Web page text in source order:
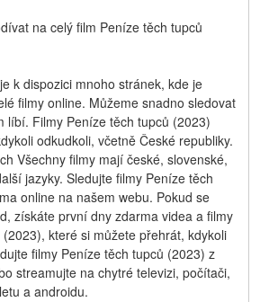
na celý film Peníze těch tupců
k dispozici mnoho stránek, kde je
filmy online. Můžeme snadno sledovat
líbí. Filmy Peníze těch tupců (2023)
odkudkoli, včetně České republiky.
Všechny filmy mají české, slovenské,
jazyky. Sledujte filmy Peníze těch
online na našem webu. Pokud se
získáte první dny zdarma videa a filmy
které si můžete přehrát, kdykoli
filmy Peníze těch tupců (2023) z
streamujte na chytré televizi, počítači,
a androidu.